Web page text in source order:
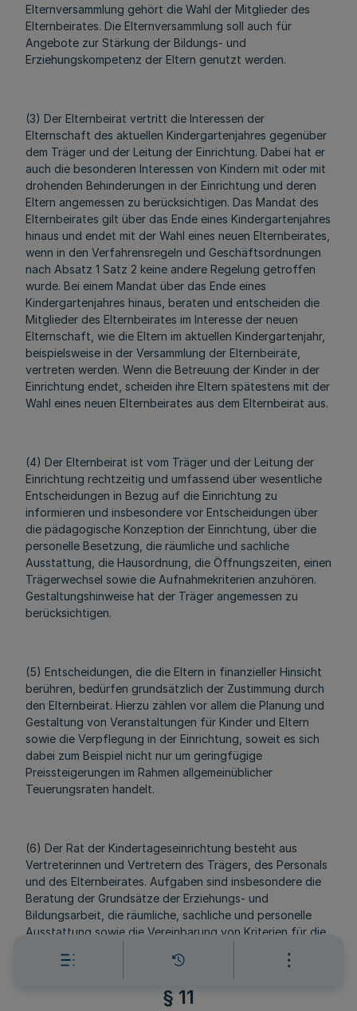
Elternversammlung gehört die Wahl der Mitglieder des
Elternbeirates. Die Elternversammlung soll auch für
Angebote zur Stärkung der Bildungs- und
Erziehungskompetenz der Eltern genutzt werden.
(3) Der Elternbeirat vertritt die Interessen der
Elternschaft des aktuellen Kindergartenjahres gegenüber
dem Träger und der Leitung der Einrichtung. Dabei hat er
auch die besonderen Interessen von Kindern mit oder mit
drohenden Behinderungen in der Einrichtung und deren
Eltern angemessen zu berücksichtigen. Das Mandat des
Elternbeirates gilt über das Ende eines Kindergartenjahres
hinaus und endet mit der Wahl eines neuen Elternbeirates,
wenn in den Verfahrensregeln und Geschäftsordnungen
nach Absatz 1 Satz 2 keine andere Regelung getroffen
wurde. Bei einem Mandat über das Ende eines
Kindergartenjahres hinaus, beraten und entscheiden die
Mitglieder des Elternbeirates im Interesse der neuen
Elternschaft, wie die Eltern im aktuellen Kindergartenjahr,
beispielsweise in der Versammlung der Elternbeiräte,
vertreten werden. Wenn die Betreuung der Kinder in der
Einrichtung endet, scheiden ihre Eltern spätestens mit der
Wahl eines neuen Elternbeirates aus dem Elternbeirat aus.
(4) Der Elternbeirat ist vom Träger und der Leitung der
Einrichtung rechtzeitig und umfassend über wesentliche
Entscheidungen in Bezug auf die Einrichtung zu
informieren und insbesondere vor Entscheidungen über
die pädagogische Konzeption der Einrichtung, über die
personelle Besetzung, die räumliche und sachliche
Ausstattung, die Hausordnung, die Öffnungszeiten, einen
Trägerwechsel sowie die Aufnahmekriterien anzuhören.
Gestaltungshinweise hat der Träger angemessen zu
berücksichtigen.
(5) Entscheidungen, die die Eltern in finanzieller Hinsicht
berühren, bedürfen grundsätzlich der Zustimmung durch
den Elternbeirat. Hierzu zählen vor allem die Planung und
Gestaltung von Veranstaltungen für Kinder und Eltern
sowie die Verpflegung in der Einrichtung, soweit es sich
dabei zum Beispiel nicht nur um geringfügige
Preissteigerungen im Rahmen allgemeinüblicher
Teuerungsraten handelt.
(6) Der Rat der Kindertageseinrichtung besteht aus
Vertreterinnen und Vertretern des Trägers, des Personals
und des Elternbeirates. Aufgaben sind insbesondere die
Beratung der Grundsätze der Erziehungs- und
Bildungsarbeit, die räumliche, sachliche und personelle
Ausstattung sowie die Vereinbarung von Kriterien für die
Kindertageseinrichtung tagt mindestens einmal jährlich.
§ 11